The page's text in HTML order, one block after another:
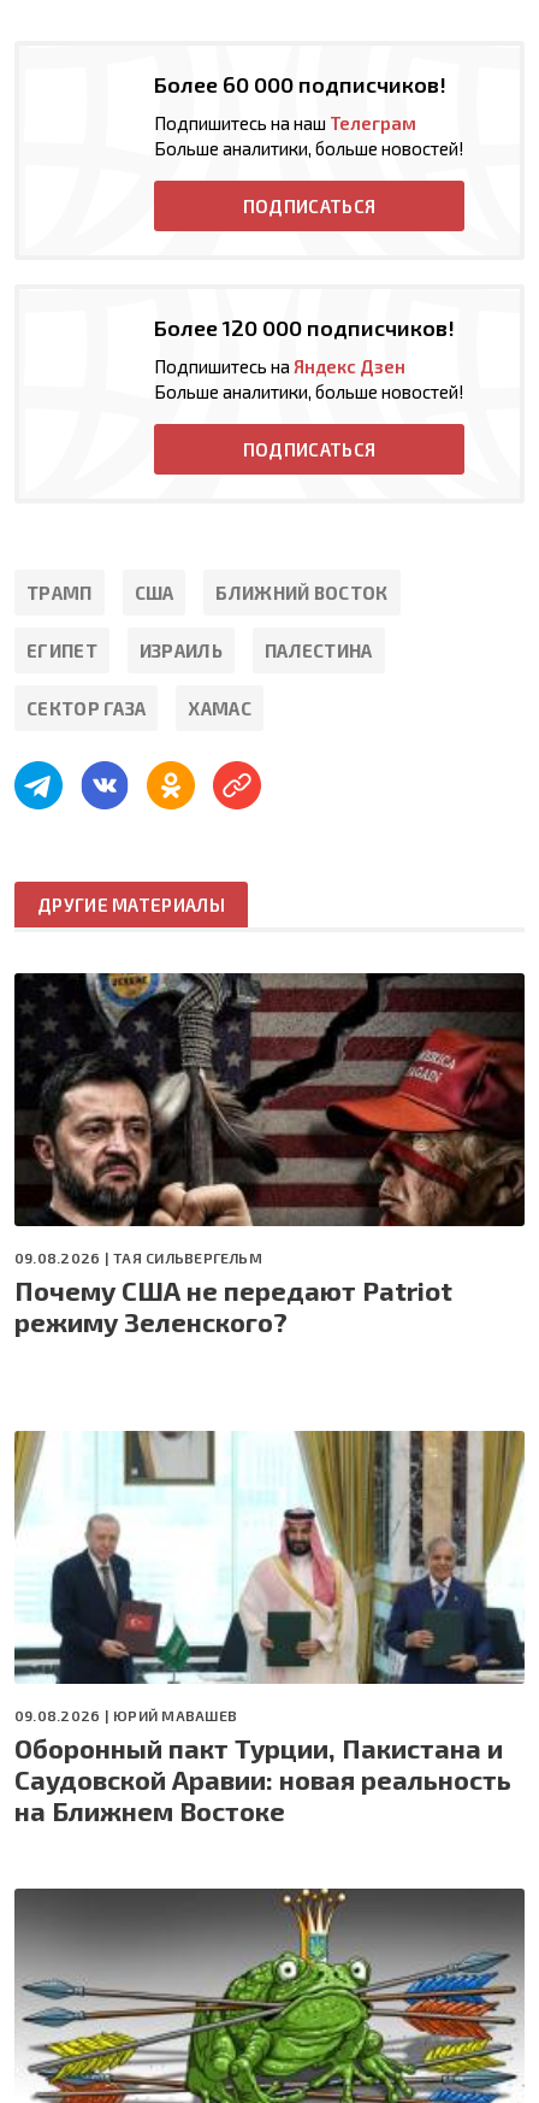
Более 60 000 подписчиков!
Подпишитесь на наш Телеграм
Больше аналитики, больше новостей!
ПОДПИСАТЬСЯ
Более 120 000 подписчиков!
Подпишитесь на Яндекс Дзен
Больше аналитики, больше новостей!
ПОДПИСАТЬСЯ
ТРАМП США БЛИЖНИЙ ВОСТОК
ЕГИПЕТ ИЗРАИЛЬ ПАЛЕСТИНА
СЕКТОР ГАЗА ХАМАС
ДРУГИЕ МАТЕРИАЛЫ
09.08.2026 |ТАЯ СИЛЬВЕРГЕЛЬМ
Почему США не передают Patriot
режиму Зеленского?
09.08.2026 | ЮРИЙ МАВАШЕВ
Оборонный пакт Турции, Пакистана и
Саудовской Аравии: новая реальность
на Ближнем Востоке